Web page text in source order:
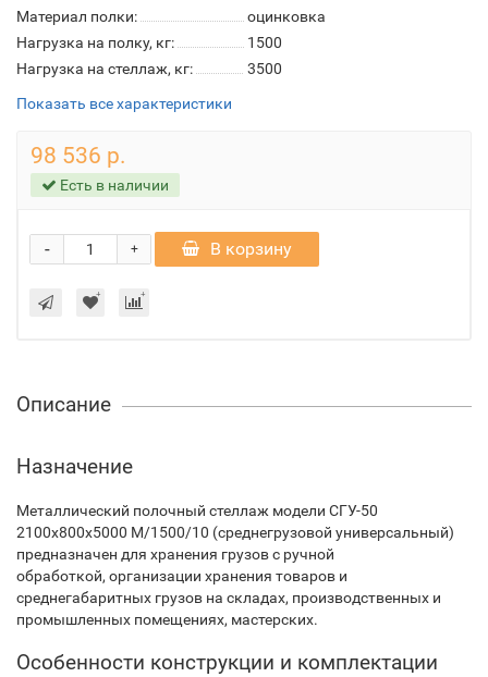
Материал полки:
оцинковка
Нагрузка на полку, кг:
1500
Нагрузка на стеллаж, кг:
3500
Показать все характеристики
98 536 р.
Есть в наличии
+
- В корзину
Описание
Назначение
Металлический полочный стеллаж модели СГУ-50
2100х800х5000 М/1500/10 (среднегрузовой универсальный)
предназначен для хранения грузов с ручной
обработкой, организации хранения товаров и
среднегабаритных грузов на складах, производственных и
промышленных помещениях, мастерских.
Особенности конструкции и комплектации